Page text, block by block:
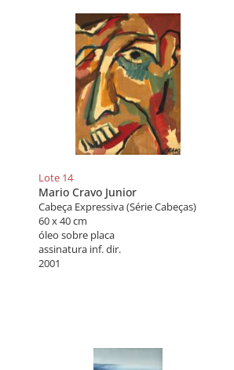
Lote 14
Mario Cravo Junior
Cabeça Expressiva (Série Cabeças)
60 x 40 cm
óleo sobre placa
assinatura inf. dir.
2001